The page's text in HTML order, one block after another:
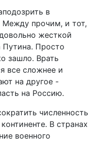
в
Между прочим, и тот,
жесткой
Путина. Просто
зашло. Врать
все сложнее и
на другое -
на Россию.
численность
В странах
военного